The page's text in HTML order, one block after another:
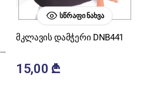
ᲡᲬᲠᲐᲤᲘ ᲜᲐᲮᲕᲐ
მკლავის დამჭერი DNB441
15,00 ₾